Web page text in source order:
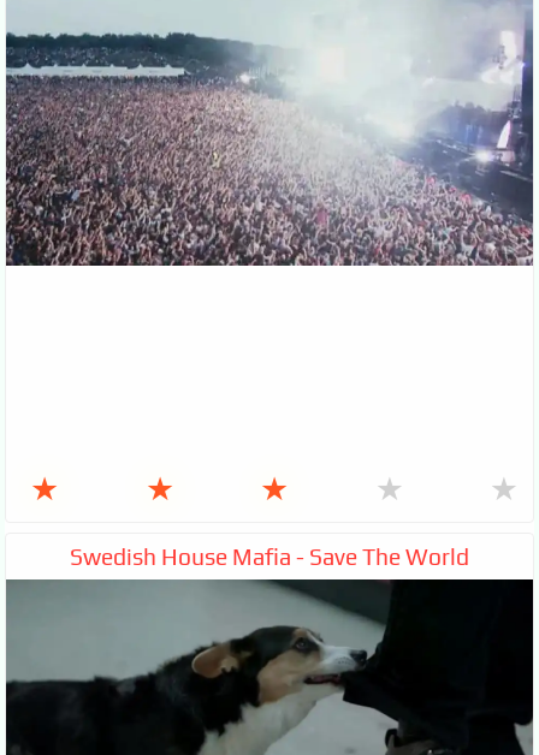
★ ★ ★ ★ ★
Swedish House Mafia - Save The World